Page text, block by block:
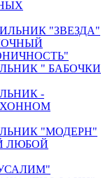
"ЗВЕЗДА"
" БАБОЧКИ
-
"МОДЕРН"
ЛЮБОЙ